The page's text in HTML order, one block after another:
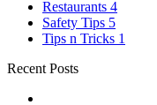
Restaurants 4
Safety Tips 5
Tips n Tricks 1
Recent Posts